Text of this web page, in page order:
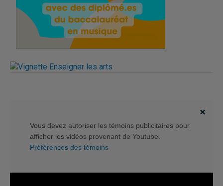
Vous devez autoriser les témoins publicitaires pour
afficher les vidéos provenant de Youtube.
Préférences des témoins